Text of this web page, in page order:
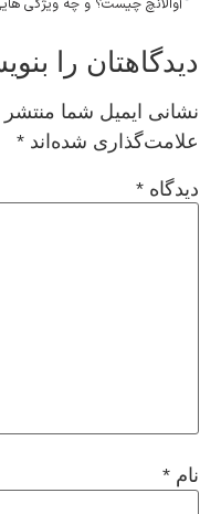
دیدگاهتان را
نشانی ایمیل شما
علامت‌گذاری شده‌اند *
دیدگاه *
نام *